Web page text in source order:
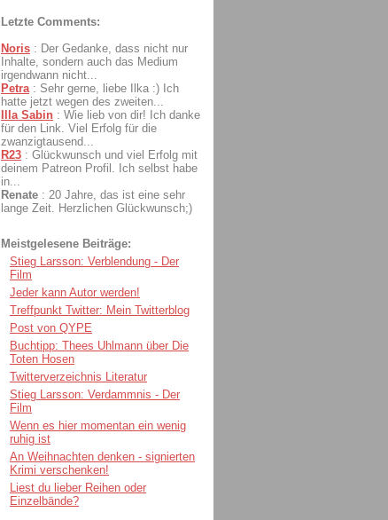
Letzte Comments:
Noris : Der Gedanke, dass nicht nur
Inhalte, sondern auch das Medium
irgendwann nicht...
Petra : Sehr gerne, liebe Ilka :) Ich
hatte jetzt wegen des zweiten...
Illa Sabin : Wie lieb von dir! Ich danke
für den Link. Viel Erfolg für die
zwanzigtausend...
R23 : Glückwunsch und viel Erfolg mit
deinem Patreon Profil. Ich selbst habe
in...
Renate : 20 Jahre, das ist eine sehr
lange Zeit. Herzlichen Glückwunsch;)
Meistgelesene Beiträge:
Stieg Larsson: Verblendung - Der
Film
Jeder kann Autor werden!
Treffpunkt Twitter: Mein Twitterblog
Post von QYPE
Buchtipp: Thees Uhlmann über Die
Toten Hosen
Twitterverzeichnis Literatur
Stieg Larsson: Verdammnis - Der
Film
Wenn es hier momentan ein wenig
ruhig ist
An Weihnachten denken - signierten
Krimi verschenken!
Liest du lieber Reihen oder
Einzelbände?